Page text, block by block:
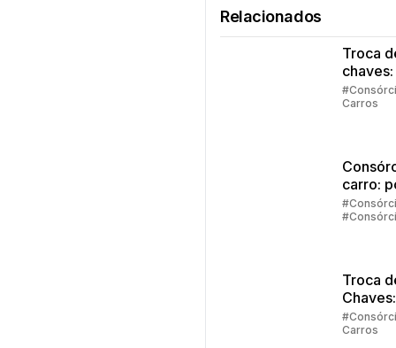
Relacionados
Troca
regras
Carros
carro:
vale a
Troca
Chaves:
Carros